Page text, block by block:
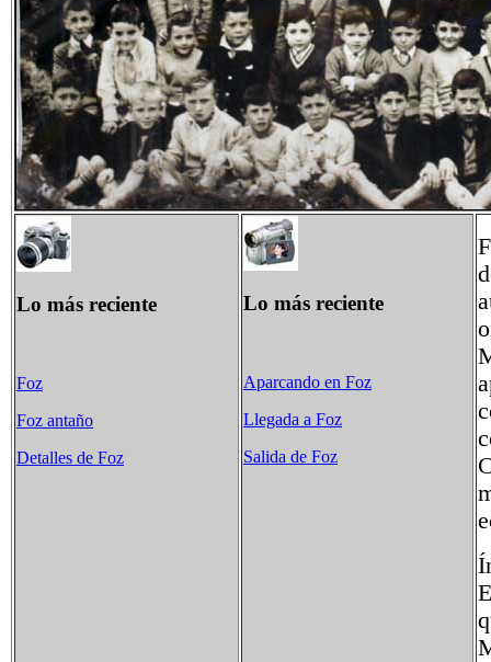
Lo más reciente
Foz
Foz antaño
Detalles de Foz
Lo más reciente
Aparcando en Foz
Llegada a Foz
Salida de Foz